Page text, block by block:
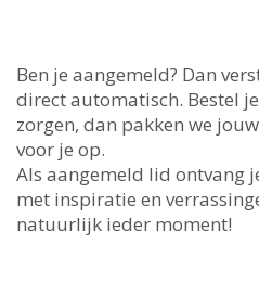
Ben je aangemeld? Dan
direct automatisch. Bestel
zorgen, dan pakken we
voor je op.
Als aangemeld lid ontvang
met inspiratie en
natuurlijk ieder moment!